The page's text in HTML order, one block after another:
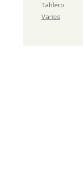
Tablero
Varios